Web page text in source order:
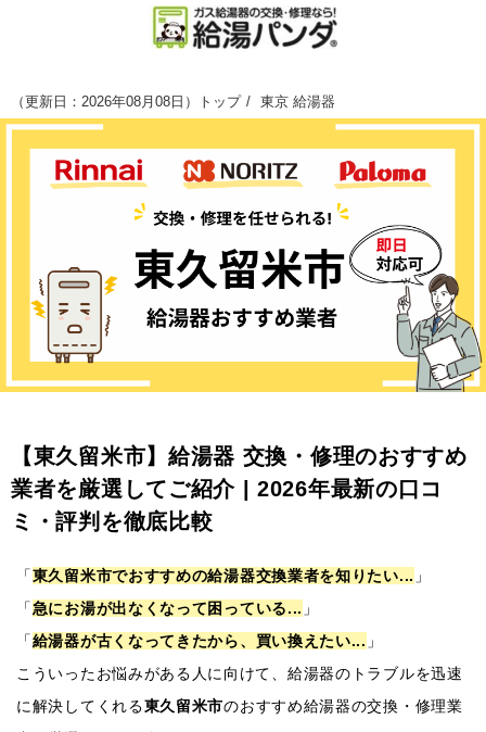
（更新日：2026年08月08日 ） トップ 東京 給湯器
【東久留米市】給湯器 交換・修理のおすすめ
業者を厳選してご紹介 | 2026年最新の口コ
ミ・評判を徹底比較
「東久留米市でおすすめの給湯器交換業者を知りたい... 」
「急にお湯が出なくなって困っている... 」
「給湯器が古くなってきたから、買い換えたい... 」
こういったお悩みがある人に向けて、給湯器のトラブルを迅速
に解決してくれる東久留米市のおすすめ給湯器の交換・修理業